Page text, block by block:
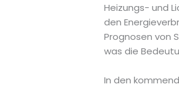
Heizungs- und
den
Prognosen von
was die
In den